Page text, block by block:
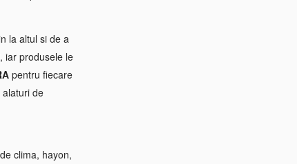
la altul si de a
iar produsele le
pentru fiecare
de
clima, hayon,